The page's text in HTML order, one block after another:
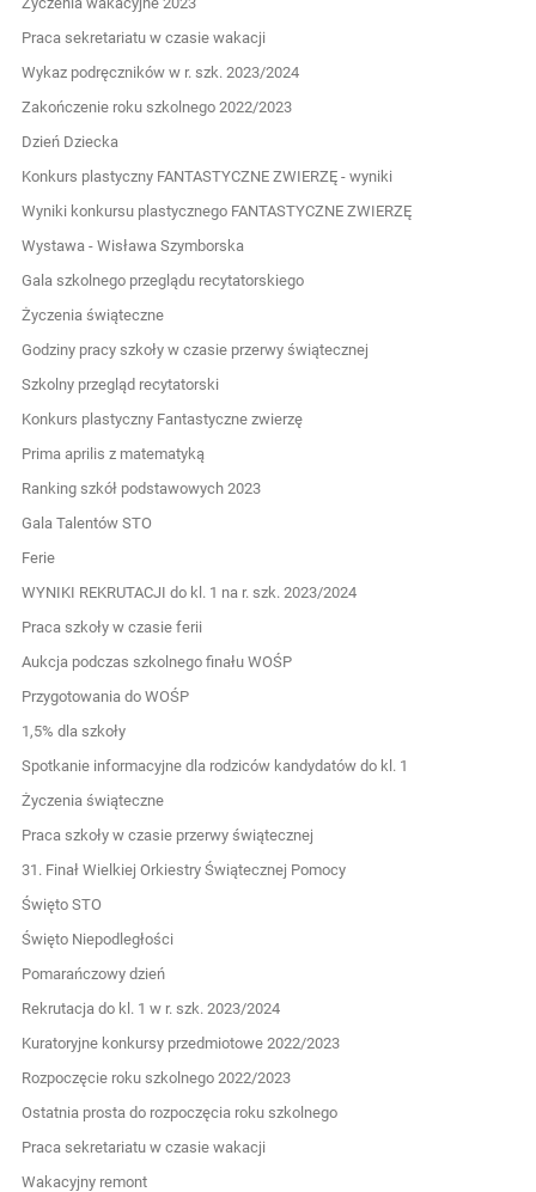
Praca sekretariatu w czasie wakacji
Wykaz podręczników w r. szk. 2023/2024
Zakończenie roku szkolnego 2022/2023
Dzień Dziecka
Konkurs plastyczny FANTASTYCZNE ZWIERZĘ - wyniki
Wyniki konkursu plastycznego FANTASTYCZNE ZWIERZĘ
Wystawa - Wisława Szymborska
Gala szkolnego przeglądu recytatorskiego
Życzenia świąteczne
Godziny pracy szkoły w czasie przerwy świątecznej
Szkolny przegląd recytatorski
Konkurs plastyczny Fantastyczne zwierzę
Prima aprilis z matematyką
Ranking szkół podstawowych 2023
Gala Talentów STO
Ferie
WYNIKI REKRUTACJI do kl. 1 na r. szk. 2023/2024
Praca szkoły w czasie ferii
Aukcja podczas szkolnego finału WOŚP
Przygotowania do WOŚP
1,5% dla szkoły
Spotkanie informacyjne dla rodziców kandydatów do kl. 1
Życzenia świąteczne
Praca szkoły w czasie przerwy świątecznej
31. Finał Wielkiej Orkiestry Świątecznej Pomocy
Święto STO
Święto Niepodległości
Pomarańczowy dzień
Rekrutacja do kl. 1 w r. szk. 2023/2024
Kuratoryjne konkursy przedmiotowe 2022/2023
Rozpoczęcie roku szkolnego 2022/2023
Ostatnia prosta do rozpoczęcia roku szkolnego
Praca sekretariatu w czasie wakacji
Wakacyjny remont